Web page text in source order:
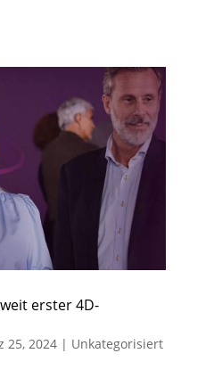
erster 4D-
25, 2024| Unkategorisiert